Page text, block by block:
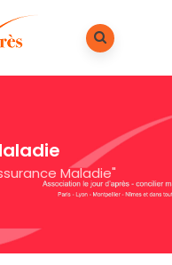
Maladie"